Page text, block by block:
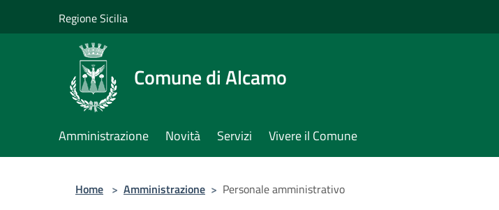
Regione Sicilia
Comune di Alcamo
Amministrazione Novità Servizi Vivere il Comune
Home > Amministrazione > Personale amministrativo